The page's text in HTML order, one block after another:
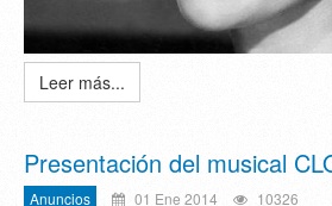
Leer más...
Presentación del musical
Anuncios 01 Ene 2014 10326